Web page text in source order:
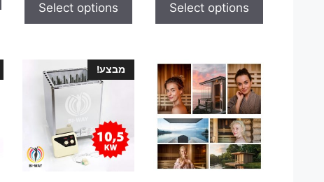
o
5
Select options
o
5
Select options
מבצע!